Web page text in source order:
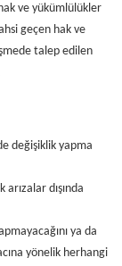
ve yükümlülükler
geçen hak ve
talep edilen
değişiklik yapma
dışında
ya da
yönelik herhangi